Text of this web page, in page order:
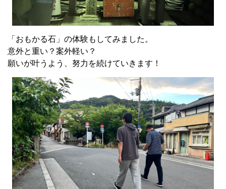
「おもかる石」の体験もしてみました。
意外と重い？案外軽い？
願いが叶うよう、努力を続けていきます！